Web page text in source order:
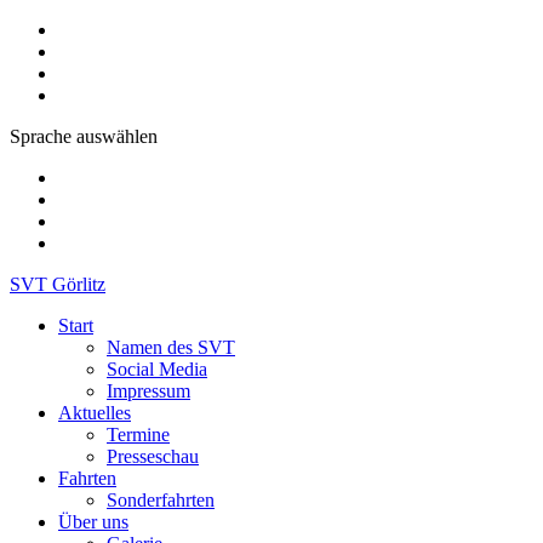
Sprache auswählen
SVT Görlitz
Start
Namen des SVT
Social Media
Impressum
Aktuelles
Termine
Presseschau
Fahrten
Sonderfahrten
Über uns